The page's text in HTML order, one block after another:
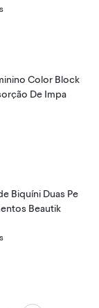
Color Block
De Impa
Biquíni Duas Pe
Beautik